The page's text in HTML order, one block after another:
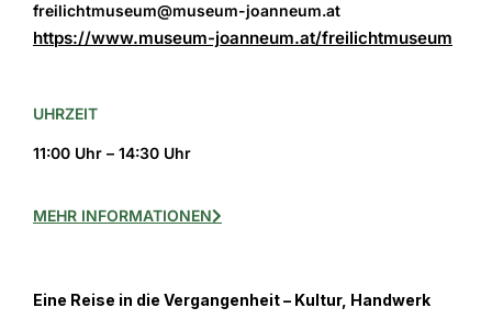
freilichtmuseum@museum-joanneum.at
https://www.museum-joanneum.at/freilichtmuseum
UHRZEIT
11:00 Uhr – 14:30 Uhr
MEHR INFORMATIONEN
Eine Reise in die Vergangenheit – Kultur, Handwerk